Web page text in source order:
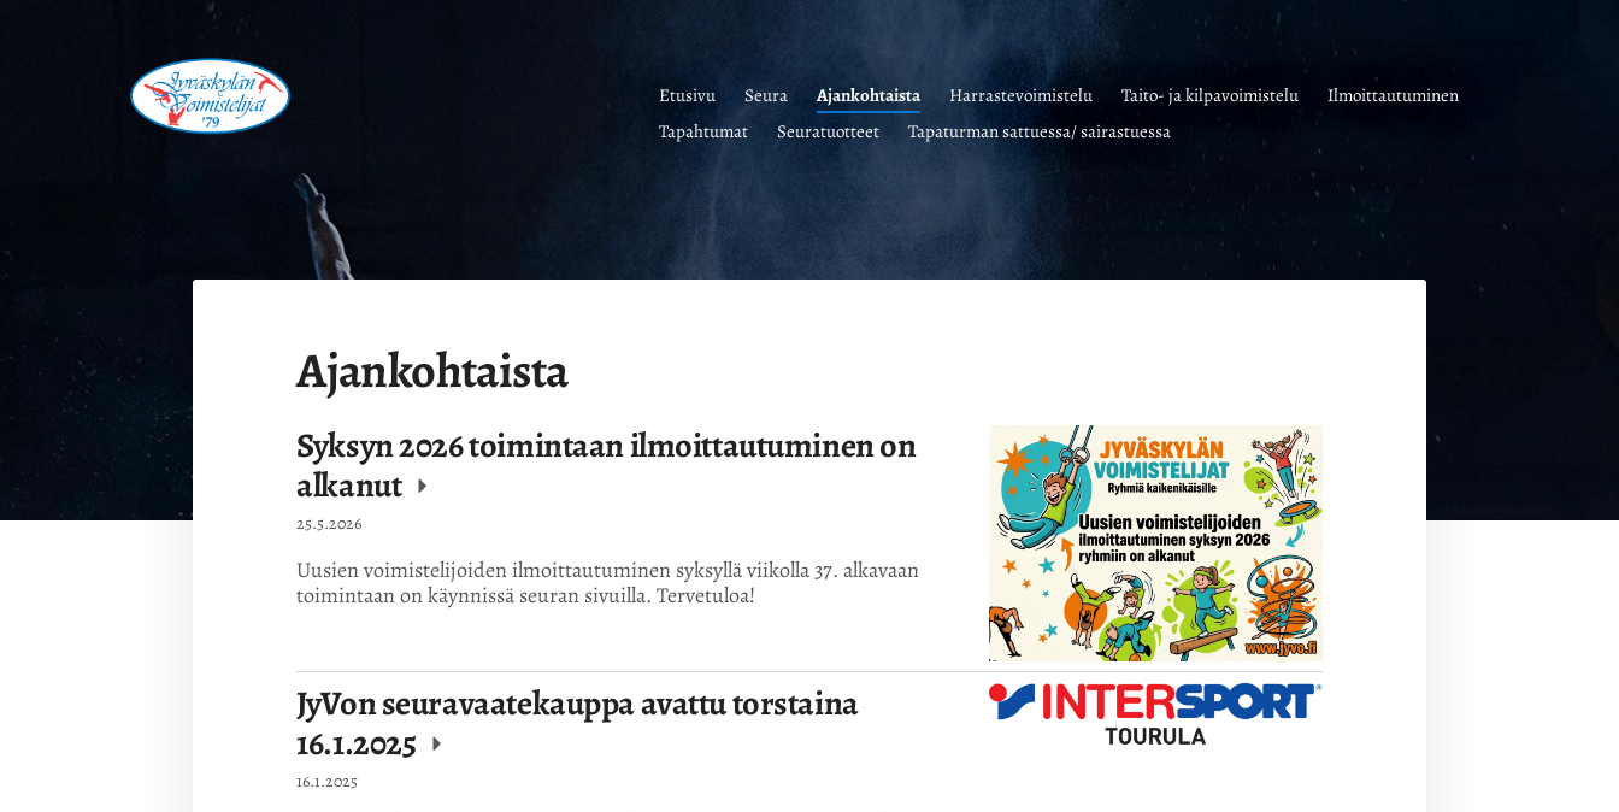
Jyväskylän Voimistelijat '79 ry. Etusivu Seura Ajankohtaista Harrastevoimistelu Taito- ja kilpavoimistelu
Ilmoittautuminen
Tapahtumat
Seuratuotteet Tapaturman sattuessa/ sairastuessa
Ajankohtaista
Syksyn 2026 toimintaan ilmoittautuminen on
alkanut
25.5.2026
Uusien voimistelijoiden ilmoittautuminen syksyllä viikolla 37. alkavaan
toimintaan on käynnissä seuran sivuilla. Tervetuloa!
JyVon seuravaatekauppa avattu torstaina
16.1.2025
16.1.2025